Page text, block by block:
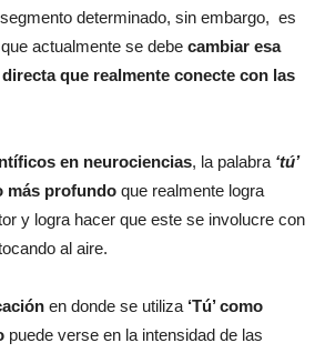
determinado, sin embargo, es
actualmente se debe cambiar esa
que realmente conecte con las
en neurociencias, la palabra ‘tú’
más profundo que realmente logra
y logra hacer que este se involucre con
al aire.
en donde se utiliza ‘Tú’ como
puede verse en la intensidad de las